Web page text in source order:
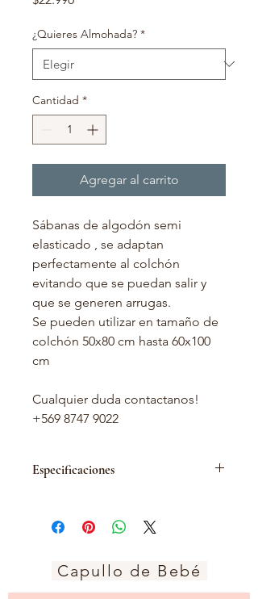
¿Quieres Almohada? *
Cantidad *
Agregar al carrito
Sábanas de algodón semi
elasticado , se adaptan
perfectamente al colchón
evitando que se puedan salir y
que se generen arrugas.
Se pueden utilizar en tamaño de
colchón 50x80 cm hasta 60x100
cm
Cualquier duda contactanos!
+569 8747 9022
Especificaciones
en tela algodón (tipo tuto)
Se puede utilizar en cunas tamaño
medidas desde 45x75 cm hasta
70x110 cm.
Capullo de Bebé